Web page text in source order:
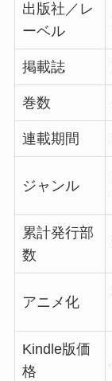
出版社／レ
ーベル
掲載誌
巻数
連載期間
ジャンル
累計発行部
数
アニメ化
Kindle版価
格